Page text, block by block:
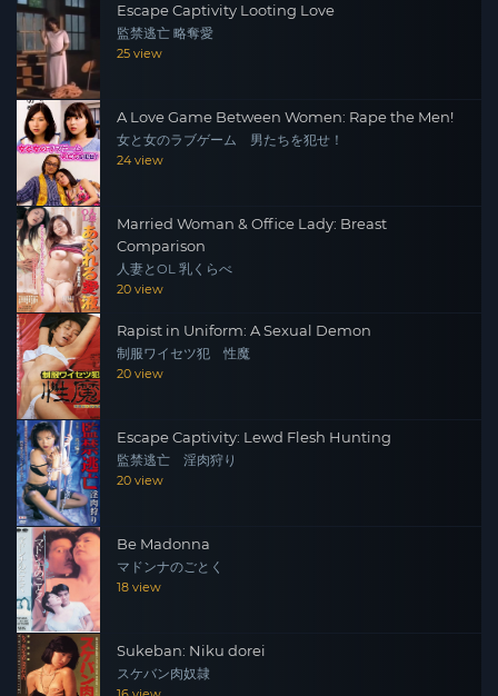
Escape Captivity Looting Love
監禁逃亡 略奪愛
25 view
A Love Game Between Women: Rape the Men!
女と女のラブゲーム 男たちを犯せ！
24 view
Married Woman & Office Lady: Breast
Comparison
人妻とOL 乳くらべ
20 view
Rapist in Uniform: A Sexual Demon
制服ワイセツ犯 性魔
20 view
Escape Captivity: Lewd Flesh Hunting
監禁逃亡 淫肉狩り
20 view
Be Madonna
マドンナのごとく
18 view
Sukeban: Niku dorei
スケバン肉奴隷